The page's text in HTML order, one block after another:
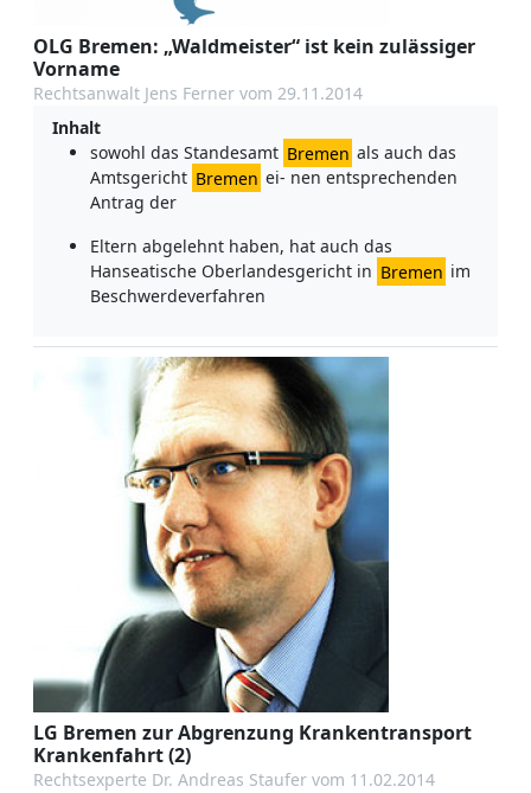
OLG Bremen: „Waldmeister“ ist kein zulässiger
Vorname
Rechtsanwalt Jens Ferner vom 29.11.2014
Inhalt
sowohl das Standesamt Bremen als auch das
Amtsgericht Bremen ei- nen entsprechenden
Antrag der
Eltern abgelehnt haben, hat auch das
Hanseatische Oberlandesgericht in Bremen im
Beschwerdeverfahren
LG Bremen zur Abgrenzung Krankentransport
Krankenfahrt (2)
Rechtsexperte Dr. Andreas Staufer vom 11.02.2014